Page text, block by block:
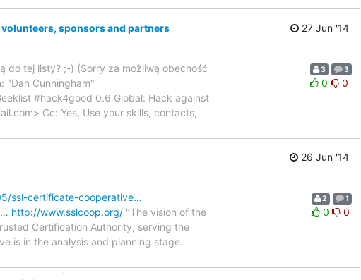
sponsors and partners
27 Jun '14
do tej listy? ;-) (Sorry za możliwą obecność
"Dan Cunningham"
#hack4good 0.6 Global: Hack against
Cc: Yes, Use your skills, contacts,
3 3
0 0
26 Jun '14
ssl-certificate-cooperative…
http://www.sslcoop.org/ "The vision of the
Certification Authority, serving the
is in the analysis and planning stage.
2 1
0 0